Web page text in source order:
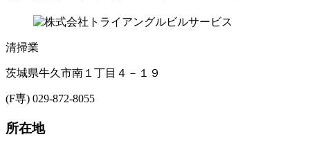
清掃業
茨城県牛久市南１丁目４－１９
(F専) 029-872-8055
所在地